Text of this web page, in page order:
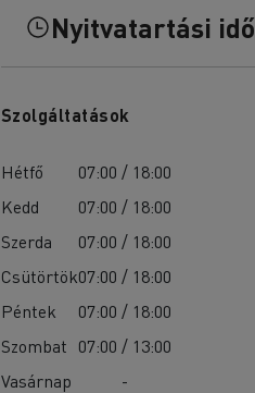
Nyitvatartási idő
Szolgáltatások
Hétfő
07:00 / 18:00
Kedd
07:00 / 18:00
Szerda
07:00 / 18:00
Csütörtök07:00 / 18:00
Péntek
07:00 / 18:00
Szombat 07:00 / 13:00
Vasárnap
-